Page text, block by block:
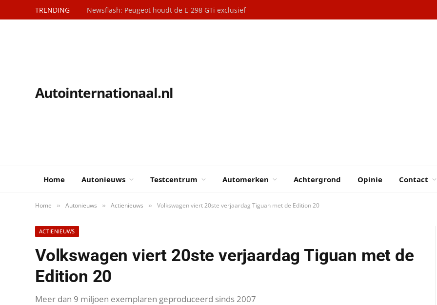
TRENDING Newsflash: Peugeot houdt de E-298 GTi exclusief
Autointernationaal.nl
Home Autonieuws Testcentrum Automerken Achtergrond Opinie Contact
Home » Autonieuws » Actienieuws » Volkswagen viert 20ste verjaardag Tiguan met de Edition 20
ACTIENIEUWS
Volkswagen viert 20ste verjaardag Tiguan met de
Edition 20
Meer dan 9 miljoen exemplaren geproduceerd sinds 2007